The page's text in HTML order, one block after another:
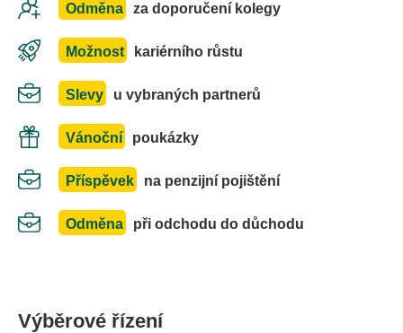
Odměna za doporučení kolegy
Možnost kariérního růstu
Slevy u vybraných partnerů
Vánoční poukázky
Příspěvek na penzijní pojištění
Odměna při odchodu do důchodu
Výběrové řízení